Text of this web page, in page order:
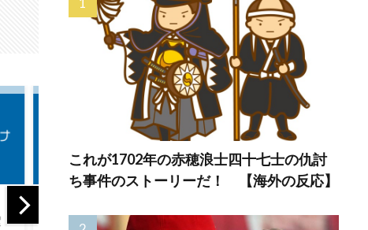
翔平、今永から25
木の影響でLAの赤
これが1702年の赤穂浪士四十七士の仇討
ち事件のストーリーだ！ 【海外の反応】